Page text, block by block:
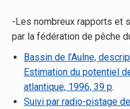
-Les nombreux rapports et
par la fédération de pêche
Bassin de l’Aulne,
Estimation du potentiel
atlantique, 1996, 39 p.
Suivi par radio-pistage